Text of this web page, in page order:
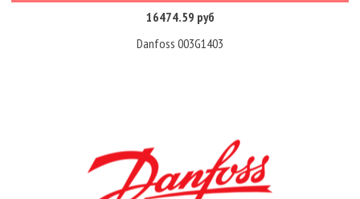
16474.59 руб
Danfoss 003G1403